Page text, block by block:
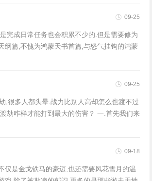
09-25
完成日常任务也会积累不少的.但是需要修为
纲篇,不愧为鸿蒙天书首篇,与怒气挂钩的鸿蒙
09-25
,很多人都头晕.战力比别人高却怎么也渡不过
劫咋样才能打到最大的伤害？ 一.首先我们来
09-18
仅是金戈铁马的豪迈,也还需要风花雪月的温